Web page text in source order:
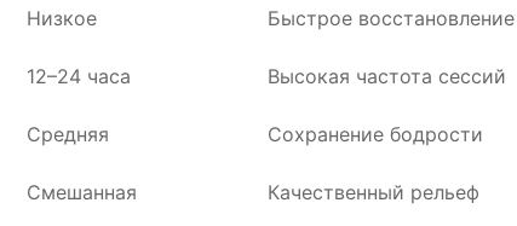
Низкое Быстрое восстановление
12–24 часа Высокая частота сессий
Средняя Сохранение бодрости
Смешанная Качественный рельеф